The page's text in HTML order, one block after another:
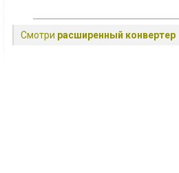
Смотри расширенный конвертер